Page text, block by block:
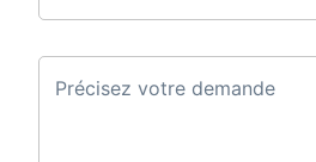
Précisez votre demande